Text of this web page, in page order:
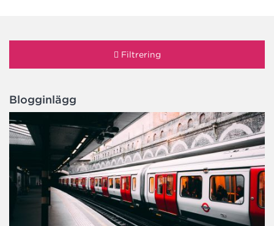
Filtrering
Blogginlägg